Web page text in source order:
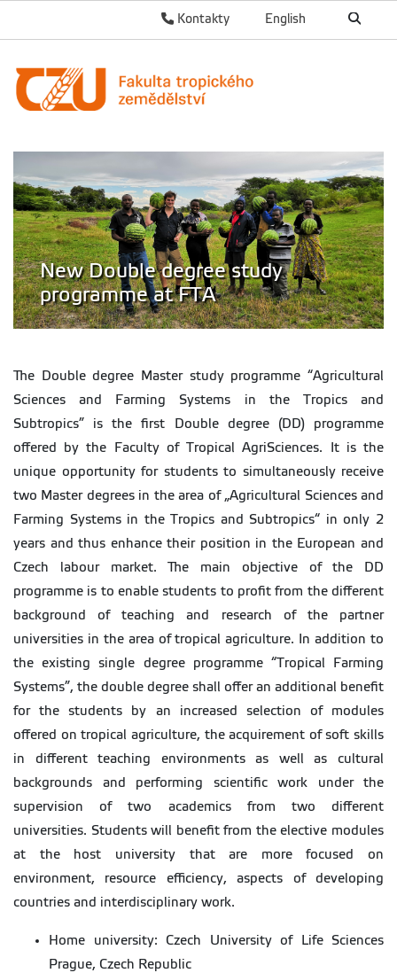
English
Kontakty
New Double degree study
programme at FTA
The Double degree Master study programme “Agricultural
Sciences and Farming Systems in the Tropics and
Subtropics” is the first Double degree (DD) programme
offered by the Faculty of Tropical AgriSciences. It is the
unique opportunity for students to simultaneously receive
two Master degrees in the area of „Agricultural Sciences and
Farming Systems in the Tropics and Subtropics“ in only 2
years and thus enhance their position in the European and
Czech labour market. The main objective of the DD
programme is to enable students to profit from the different
background of teaching and research of the partner
universities in the area of tropical agriculture. In addition to
the existing single degree programme “Tropical Farming
Systems”, the double degree shall offer an additional benefit
for the students by an increased selection of modules
offered on tropical agriculture, the acquirement of soft skills
in different teaching environments as well as cultural
backgrounds and performing scientific work under the
supervision of two academics from two different
universities. Students will benefit from the elective modules
at the host university that are more focused on
environment, resource efficiency, aspects of developing
countries and interdisciplinary work.
Home university: Czech University of Life Sciences
Prague, Czech Republic